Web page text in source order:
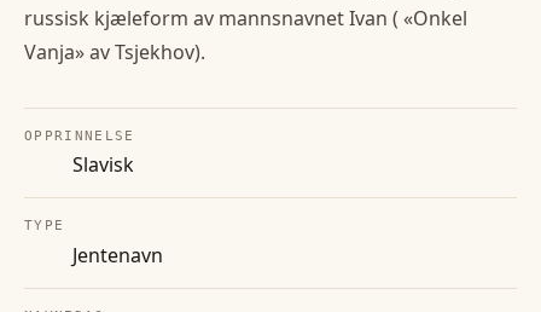
russisk kjæleform av mannsnavnet Ivan ( «Onkel
Vanja» av Tsjekhov).
OPPRINNELSE
Slavisk
TYPE
Jentenavn